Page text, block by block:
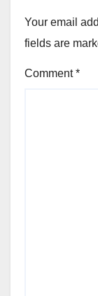
Your email
fields are
Comment*